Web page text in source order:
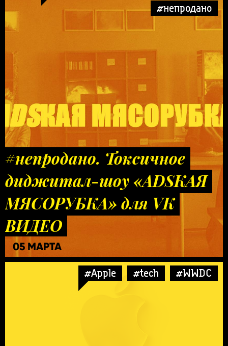
#непродано
#непродано. Токсичное
диджитал-шоу «ADSКАЯ
МЯСОРУБКА» для VK
ВИДЕО
05 МАРТА
#Apple #tech #WWDC